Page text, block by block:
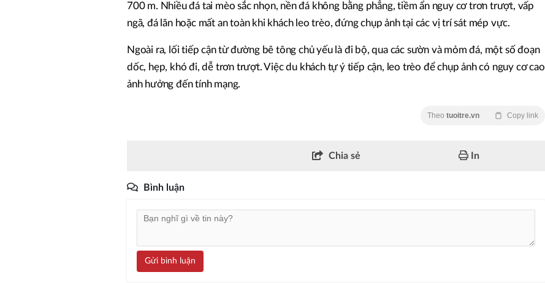
700 m. Nhiều đá tai mèo sắc nhọn, nền đá không bằng phẳng, tiềm ẩn nguy cơ trơn trượt, vấp
ngã, đá lăn hoặc mất an toàn khi khách leo trèo, đứng chụp ảnh tại các vị trí sát mép vực.
Ngoài ra, lối tiếp cận từ đường bê tông chủ yếu là đi bộ, qua các sườn và mỏm đá, một số đoạn
dốc, hẹp, khó đi, dễ trơn trượt. Việc du khách tự ý tiếp cận, leo trèo để chụp ảnh có nguy cơ cao
ảnh hưởng đến tính mạng.
Theo tuoitre.vn Copy link
Chia sẻ In
Bình luận
Gửi bình luận